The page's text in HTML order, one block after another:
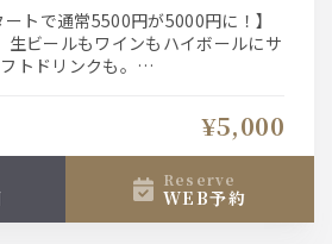
ートで通常5500円が5000円に！】
生ビールもワインもハイボールにサ
トドリンクも。
¥5,000
reserve
WEB予約